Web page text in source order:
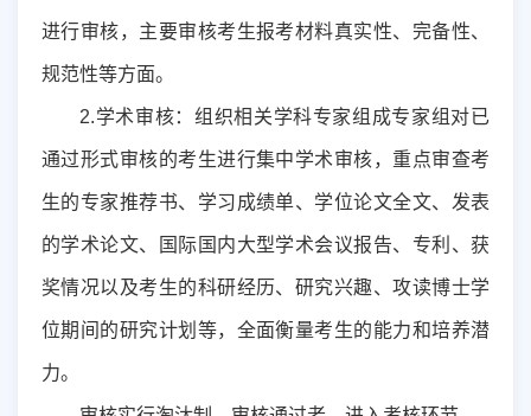
进行审核，主要审核考生报考材料真实性、完备性、
规范性等方面。
2.学术审核：组织相关学科专家组成专家组对已
通过形式审核的考生进行集中学术审核，重点审查考
生的专家推荐书、学习成绩单、学位论文全文、发表
的学术论文、国际国内大型学术会议报告、专利、获
奖情况以及考生的科研经历、研究兴趣、攻读博士学
位期间的研究计划等，全面衡量考生的能力和培养潜
力。